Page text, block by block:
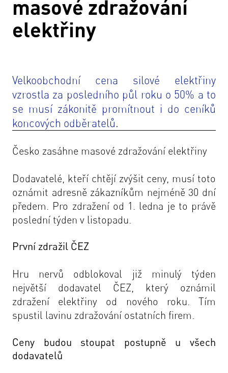
masové zdražování
elektřiny
Velkoobchodní cena silové elektřiny
vzrostla za posledního půl roku o 50% a to
se musí zákonitě promítnout i do ceníků
koncových odběratelů.
Česko zasáhne masové zdražování elektřiny
Dodavatelé, kteří chtějí zvýšit ceny, musí toto
oznámit adresně zákazníkům nejméně 30 dní
předem. Pro zdražení od 1. ledna je to právě
poslední týden v listopadu.
První zdražil ČEZ
Hru nervů odblokoval již minulý týden
největší dodavatel ČEZ, který oznámil
zdražení elektřiny od nového roku. Tím
spustil lavinu zdražování ostatních firem.
Ceny budou stoupat postupně u všech
dodavatelů